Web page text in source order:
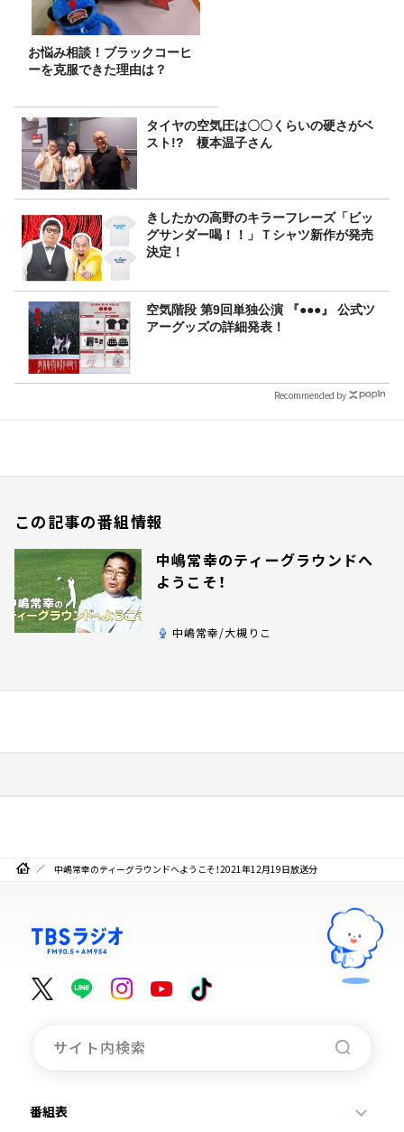
お悩み相談！ブラックコーヒ
ーを克服できた理由は？
タイヤの空気圧は〇〇くらいの硬さがベ
スト!? 榎本温子さん
きしたかの高野のキラーフレーズ「ビッ
グサンダー喝！！」Ｔシャツ新作が発売
決定！
空気階段 第9回単独公演 『●●●』 公式ツ
アーグッズの詳細発表！
Recommended by
この記事の番組情報
中嶋常幸のティーグラウンドへ
ようこそ！
中嶋常幸/大槻りこ
中嶋常幸のティーグラウンドへようこそ！2021年12月19日放送分
番組表